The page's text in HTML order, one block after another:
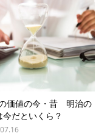
価値の今・昔 明治の
今だといくら？